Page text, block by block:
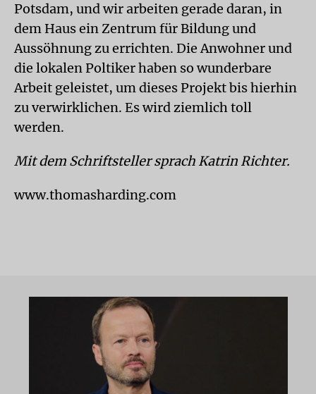
Potsdam, und wir arbeiten gerade daran, in
dem Haus ein Zentrum für Bildung und
Aussöhnung zu errichten. Die Anwohner und
die lokalen Poltiker haben so wunderbare
Arbeit geleistet, um dieses Projekt bis hierhin
zu verwirklichen. Es wird ziemlich toll
werden.
Mit dem Schriftsteller sprach Katrin Richter.
www.thomasharding.com